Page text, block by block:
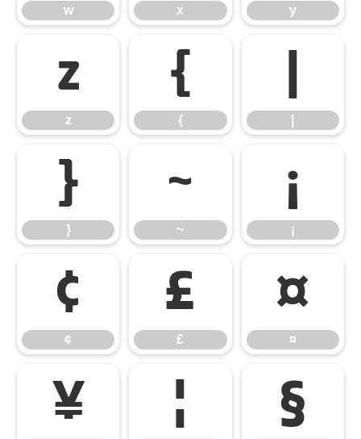
w x y
z
z
{
{
|
}
}
~
~
¡
¡
¢
¢
£
£
¤
¤
¥ ¦ §